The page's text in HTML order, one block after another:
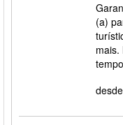
(a)
mais.
desde